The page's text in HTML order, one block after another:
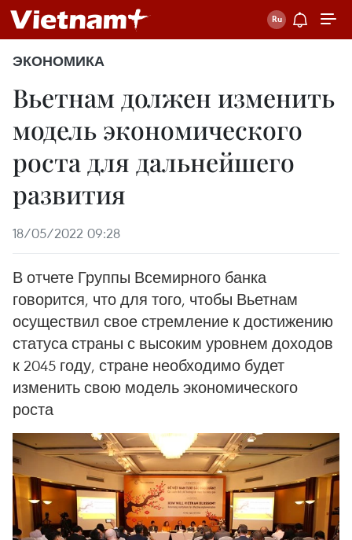
ЭКОНОМИКА
Вьетнам должен изменить
модель экономического
роста для дальнейшего
развития
18/05/2022 09:28
В отчете Группы Всемирного банка
говорится, что для того, чтобы Вьетнам
осуществил свое стремление к достижению
статуса страны с высоким уровнем доходов
к 2045 году, стране необходимо будет
изменить свою модель экономического
роста